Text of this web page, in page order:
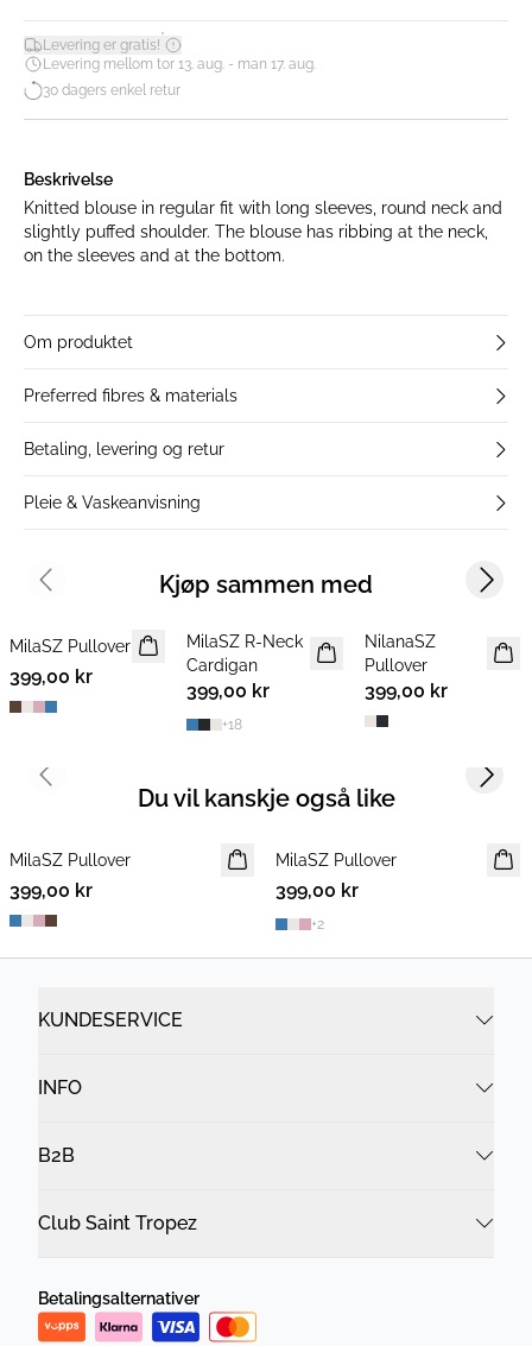
Levering er gratis!*
Levering mellom tor 13. aug. - man 17. aug.
30 dagers enkel retur
Beskrivelse
Knitted blouse in regular fit with long sleeves, round neck and
slightly puffed shoulder. The blouse has ribbing at the neck,
on the sleeves and at the bottom.
Om produktet
Preferred fibres & materials
Betaling, levering og retur
Pleie & Vaskeanvisning
Kjøp sammen med
NYHET
2 FOR 700 NOK
MilaSZ Pullover
399,00 kr
NYHET
2 FOR 700 NOK
MilaSZ R-Neck
Cardigan
399,00 kr
+18
NYHET
NilanaSZ
Pullover
399,00 kr
Previous slide Next
Du vil kanskje også like
NYHET
2 FOR 700 NOK
MilaSZ Pullover
399,00 kr
NYHET
2 FOR 700 NOK
MilaSZ Pullover
399,00 kr
+2
Previous slide Next
KUNDESERVICE
INFO
B2B
Club Saint Tropez
Betalingsalternativer